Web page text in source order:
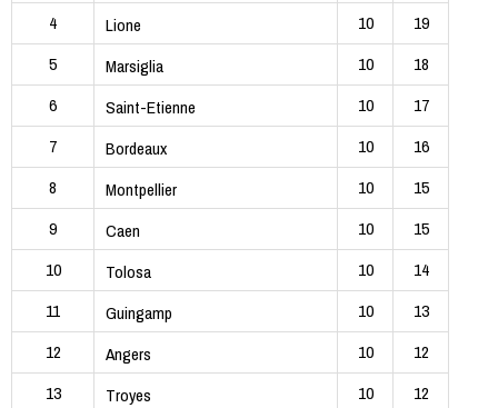
4
Lione 10
19
5
Marsiglia 10
18
6
Saint-Etienne 10
17
7
Bordeaux 10
16
8
Montpellier 10
15
9
Caen 10
15
10
Tolosa 10
14
11
Guingamp 10
13
12
Angers 10
12
13
Troyes 10
12